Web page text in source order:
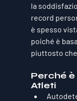
la
record
è spesso
poiché è
piuttosto
Perché
Atleti